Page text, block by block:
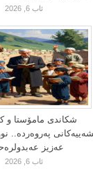
ئاب 6, 2026
شکاندی مامۆستا و
پەروەردە..
عەزیز
ئاب 6, 2026